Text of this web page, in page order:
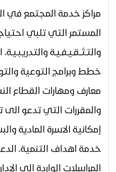
مراكز خدمة المجتمع في
المستمر التي تلبي
والتـثــقـيـفـيـة
خطط وبرامج التوعية
معارف ومهارات القطاع
والمقررات التي تدعو الى
إمكانية الاسرة المادية
خدمة اهداف التنمية.
المراسلات الواردة الى